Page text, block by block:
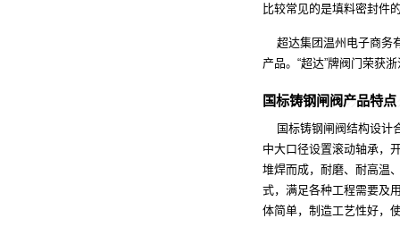
比较常见的是填料密封件
超达集团温州电子商务
产品。“超达”牌阀门荣获
国标铸钢闸阀产品特点
国标铸钢闸阀结构设计
中大口径设置滚动轴承，
堆焊而成，耐磨、耐高温
式，满足各种工程需要及
体简单，制造工艺性好，